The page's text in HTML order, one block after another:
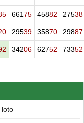
66175 45882 27538
29539 35870 29887
34206 62752 73352
loto